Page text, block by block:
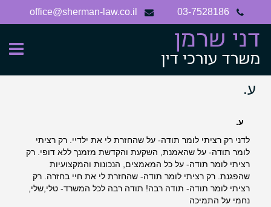
03-7528186
office@sherman-law.co.il
ע.
ע.
לדני רק רציתי לומר תודה- על שהחזרת לי את ילדיי. רק רציתי
לומר תודה- על שהאמנת, השקעת והקדשת מזמנך ללא דופי. רק
רציתי לומר תודה- על כל המאמצים, הנכונות והמקצועיות
שהפגנת. רק רציתי לומר תודה- שהחזרת לי את חיי בחזרה. רק
רציתי לומר תודה- תודה רבה! תודה רבה לכל המשרד- טלי,שלי,
נחמי על התמיכה